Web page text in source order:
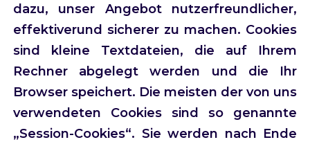
dazu, unser Angebot nutzerfreundlicher,
effektiverund sicherer zu machen. Cookies
sind kleine Textdateien, die auf Ihrem
Rechner abgelegt werden und die Ihr
Browser speichert. Die meisten der von uns
verwendeten Cookies sind so genannte
„Session-Cookies“. Sie werden nach Ende